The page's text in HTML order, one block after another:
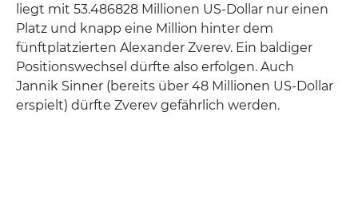
liegt mit 53.486828 Millionen US-Dollar nur einen
Platz und knapp eine Million hinter dem
fünftplatzierten Alexander Zverev. Ein baldiger
Positionswechsel dürfte also erfolgen. Auch
Jannik Sinner (bereits über 48 Millionen US-Dollar
erspielt) dürfte Zverev gefährlich werden.